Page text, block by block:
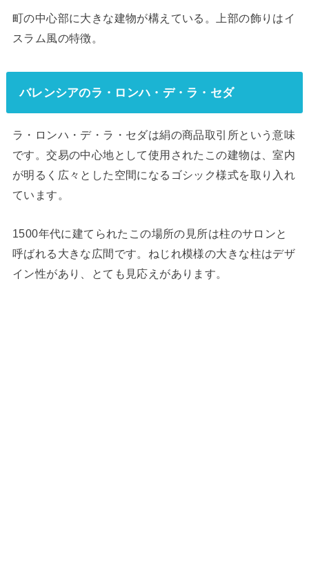
町の中心部に大きな建物が構えている。上部の飾りはイ
スラム風の特徴。
バレンシアのラ・ロンハ・デ・ラ・セダ
ラ・ロンハ・デ・ラ・セダは絹の商品取引所という意味
です。交易の中心地として使用されたこの建物は、室内
が明るく広々とした空間になるゴシック様式を取り入れ
ています。
1500年代に建てられたこの場所の見所は柱のサロンと
呼ばれる大きな広間です。ねじれ模様の大きな柱はデザ
イン性があり、とても見応えがあります。